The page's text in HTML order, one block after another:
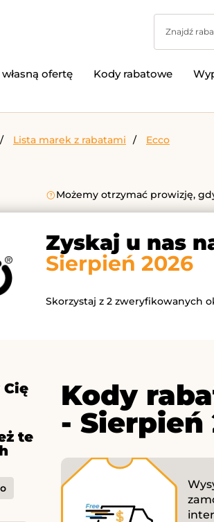
ofertę Kody rabatowe
Lista marek z rabatami Ecco
Możemy otrzymać prowizję,
Zyskaj u nas
Sierpień 2026
Skorzystaj z 2 zweryfikowanych
te
Kody
- Sierpień